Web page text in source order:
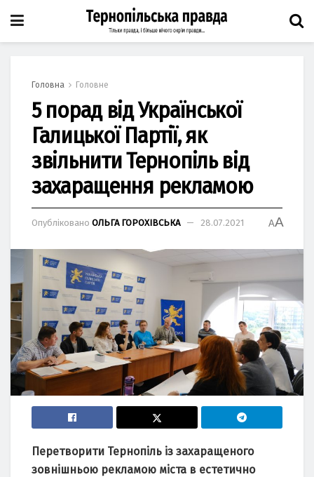
Головна Головне
5 порад від Української
Галицької Партії, як
звільнити Тернопіль від
захаращення рекламою
Опубліковано ОЛЬГА ГОРОХІВСЬКА 28.07.2021 AA
Перетворити Тернопіль із захаращеного
зовнішньою рекламою міста в естетично